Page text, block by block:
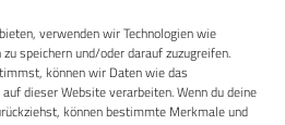
verwenden wir Technologien wie
speichern und/oder darauf zuzugreifen.
können wir Daten wie das
dieser Website verarbeiten. Wenn du deine
können bestimmte Merkmale und